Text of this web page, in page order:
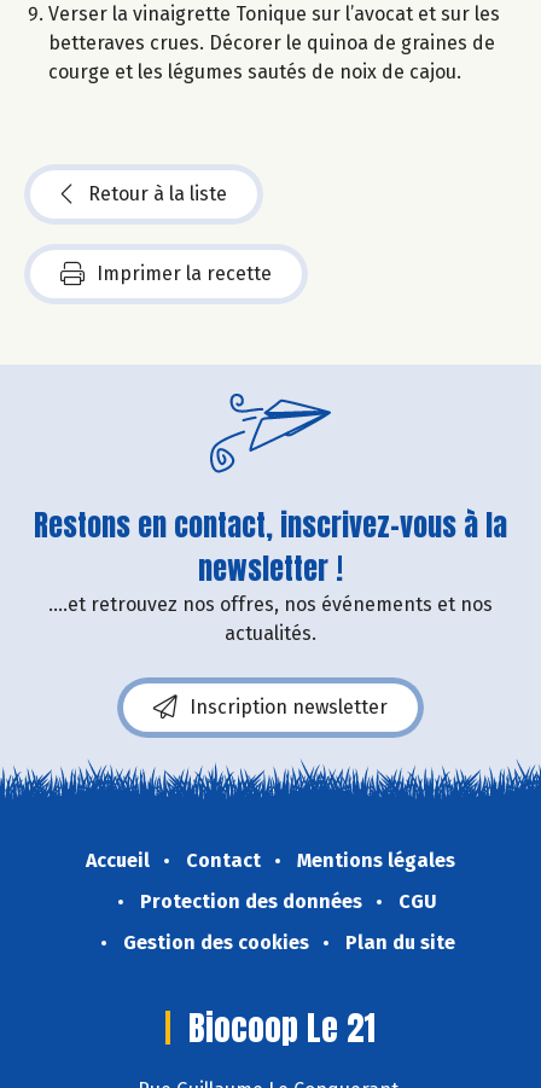
Verser la vinaigrette Tonique sur l’avocat et sur les
betteraves crues. Décorer le quinoa de graines de
courge et les légumes sautés de noix de cajou.
Retour à la liste
Imprimer la recette
Restons en contact, inscrivez-vous à la
newsletter !
....et retrouvez nos offres, nos événements et nos
actualités.
Inscription newsletter
Accueil Contact
Mentions légales
Protection des données
CGU
Gestion des cookies
Plan du site
Biocoop Le 21